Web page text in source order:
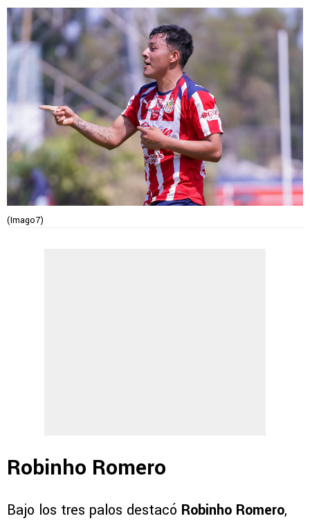
(Imago7)
Robinho Romero
Bajo los tres palos destacó Robinho Romero,